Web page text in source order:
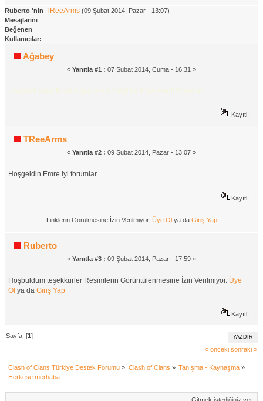
Ruberto 'nin
Mesajlarını
Beğenen
Kullanıcılar:
TReeArms (09 Şubat 2014, Pazar - 13:07)
Ağabey
« Yanıtla #1 : 07 Şubat 2014, Cuma - 16:31 »
Hoşgeldin keyifli vakit geçirmen dileği ile ii oyunlar ii forumlar.
Kayıtlı
TReeArms
« Yanıtla #2 : 09 Şubat 2014, Pazar - 13:07 »
Hoşgeldin Emre iyi forumlar
Kayıtlı
Linklerin Görülmesine İzin Verilmiyor. Üye Olya da Giriş Yap
Ruberto
« Yanıtla #3 : 09 Şubat 2014, Pazar - 17:59 »
Hoşbuldum teşekkürler Resimlerin Görüntülenmesine İzin Verilmiyor. Üye
Ol ya daGiriş Yap
Kayıtlı
YAZDIR
Sayfa: [1]
« önceki sonraki »
Clash of Clans Türkiye Destek Forumu » Clash of Clans » Tanışma - Kaynaşma»
Herkese merhaba